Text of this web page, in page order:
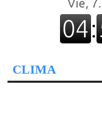
CLIMA